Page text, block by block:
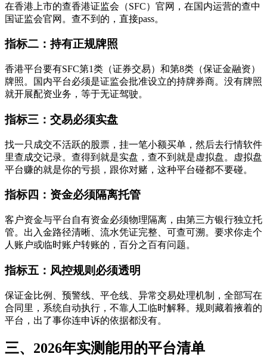
在香港上市的查香港证监会（SFC）官网，在国内运营的查中
国证监会官网。查不到的，直接pass。
指标二：持有正规牌照
香港平台要有SFC第1类（证券交易）和第8类（保证金融资）
牌照。国内平台必须是证监会批准设立的持牌券商。没有牌照
就开展配资业务，等于无证驾驶。
指标三：交易必须实盘
找一只成交不活跃的股票，挂一笔小额买单，然后去行情软件
里查成交记录。查得到就是实盘，查不到就是虚拟盘。虚拟盘
平台赚的就是你的亏损，跟你对赌，这种平台碰都不要碰。
指标四：资金必须隔离托管
客户资金与平台自有资金必须物理隔离，由第三方银行独立托
管。出入金路径清晰、流水凭证完整、可查可溯。要求你走个
人账户或临时账户转账的，百分之百有问题。
指标五：风控规则必须透明
保证金比例、预警线、平仓线、异常交易处理机制，全部写在
合同里，系统自动执行，不靠人工临时解释。规则藏着掖着的
平台，出了事你连申诉的依据都没有。
三、2026年实测能用的平台清单